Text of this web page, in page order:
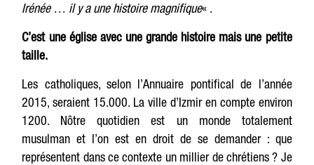
Irénée … il y a une histoire magnifique« .
C’est une église avec une grande histoire mais une petite
taille.
Les catholiques, selon l’Annuaire pontifical de l’année
2015, seraient 15.000. La ville d’Izmir en compte environ
1200. Nôtre quotidien est un monde totalement
musulman et l’on est en droit de se demander : que
représentent dans ce contexte un millier de chrétiens ? Je